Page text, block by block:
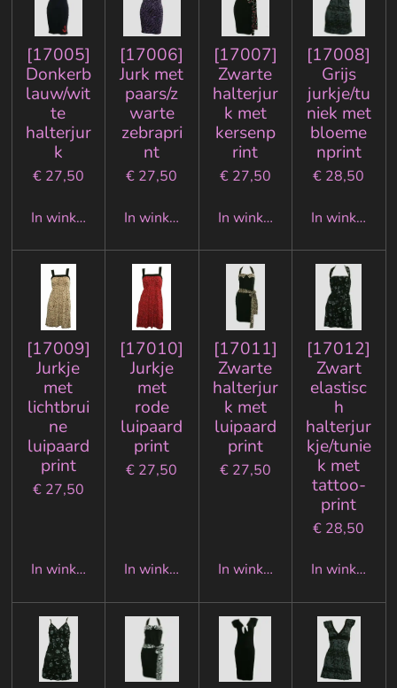
[17005]
Donkerb
lauw/wit
te
halterjur
k
€ 27,50
In winkelwagen
[17006]
Jurk met
paars/z
warte
zebrapri
nt
€ 27,50
In winkelwagen
[17007]
Zwarte
halterjur
k met
kersenp
rint
€ 27,50
In winkelwagen
[17008]
Grijs
jurkje/tu
niek met
bloeme
nprint
€ 28,50
In
[17009]
Jurkje
met
lichtbrui
ne
luipaard
print
€ 27,50
In winkelwagen
[17010]
Jurkje
met
rode
luipaard
print
€ 27,50
In winkelwagen
[17011]
Zwarte
halterjur
k met
luipaard
print
€ 27,50
In winkelwagen
[17012]
Zwart
elastisc
h
halterjur
kje/tunie
k met
tattoo-
print
€ 28,50
In